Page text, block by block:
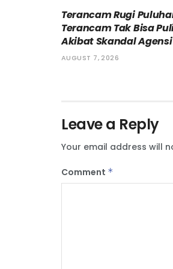
Terancam Rugi
Terancam Tak Bisa
Akibat Skandal Agensi
AUGUST 7, 2026
Leave a Reply
Your email address will
Comment *